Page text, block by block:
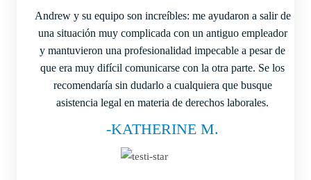
Andrew y su equipo son increíbles: me ayudaron a salir de
una situación muy complicada con un antiguo empleador
y mantuvieron una profesionalidad impecable a pesar de
que era muy difícil comunicarse con la otra parte. Se los
recomendaría sin dudarlo a cualquiera que busque
asistencia legal en materia de derechos laborales.
-KATHERINE M.